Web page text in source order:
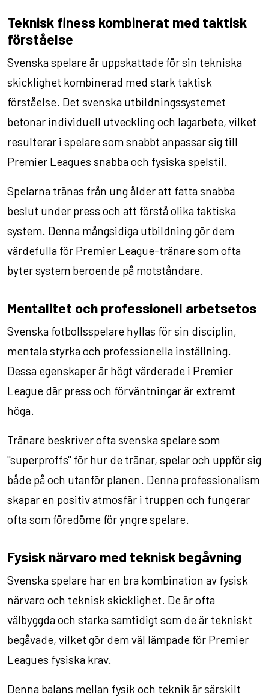
Teknisk finess kombinerat med taktisk
förståelse
Svenska spelare är uppskattade för sin tekniska
skicklighet kombinerad med stark taktisk
förståelse. Det svenska utbildningssystemet
betonar individuell utveckling och lagarbete, vilket
resulterar i spelare som snabbt anpassar sig till
Premier Leagues snabba och fysiska spelstil.
Spelarna tränas från ung ålder att fatta snabba
beslut under press och att förstå olika taktiska
system. Denna mångsidiga utbildning gör dem
värdefulla för Premier League-tränare som ofta
byter system beroende på motståndare.
Mentalitet och professionell arbetsetos
Svenska fotbollsspelare hyllas för sin disciplin,
mentala styrka och professionella inställning.
Dessa egenskaper är högt värderade i Premier
League där press och förväntningar är extremt
höga.
Tränare beskriver ofta svenska spelare som
"superproffs" för hur de tränar, spelar och uppför sig
både på och utanför planen. Denna professionalism
skapar en positiv atmosfär i truppen och fungerar
ofta som föredöme för yngre spelare.
Fysisk närvaro med teknisk begåvning
Svenska spelare har en bra kombination av fysisk
närvaro och teknisk skicklighet. De är ofta
välbyggda och starka samtidigt som de är tekniskt
begåvade, vilket gör dem väl lämpade för Premier
Leagues fysiska krav.
Denna balans mellan fysik och teknik är särskilt